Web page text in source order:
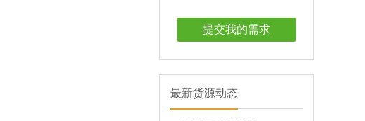
提交我的需求
最新货源动态